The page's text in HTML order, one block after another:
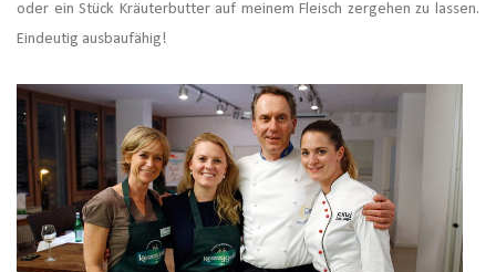
oder ein Stück Kräuterbutter auf meinem Fleisch zergehen zu lassen.
Eindeutig ausbaufähig!